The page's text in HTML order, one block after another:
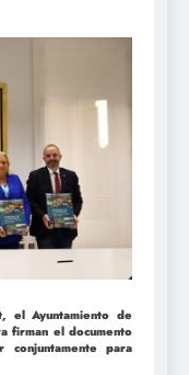
el Ayuntamiento de
firman el documento
para